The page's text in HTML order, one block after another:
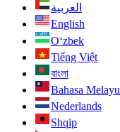
العربية
English
O‘zbek
Tiếng Việt
বাংলা
Bahasa Melayu
Nederlands
Shqip